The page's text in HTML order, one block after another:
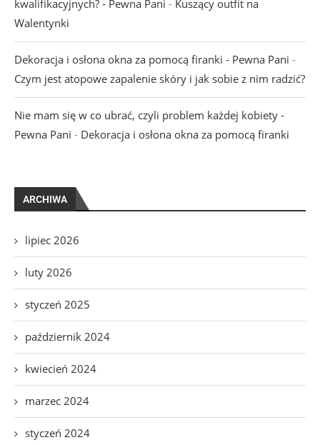
kwalifikacyjnych? - Pewna Pani - Kuszący outfit na
Walentynki
Dekoracja i osłona okna za pomocą firanki - Pewna Pani -
Czym jest atopowe zapalenie skóry i jak sobie z nim radzić?
Nie mam się w co ubrać, czyli problem każdej kobiety -
Pewna Pani - Dekoracja i osłona okna za pomocą firanki
ARCHIWA
lipiec 2026
luty 2026
styczeń 2025
październik 2024
kwiecień 2024
marzec 2024
styczeń 2024